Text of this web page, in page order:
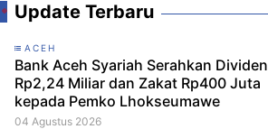
Update Terbaru
ACEH
Bank Aceh Syariah Serahkan Dividen
Rp2,24 Miliar dan Zakat Rp400 Juta
kepada Pemko Lhokseumawe
04 Agustus 2026